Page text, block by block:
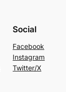
Social
Facebook
Instagram
Twitter/X